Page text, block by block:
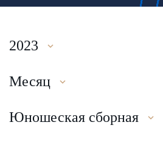
2023
Месяц
Юношеская сборная